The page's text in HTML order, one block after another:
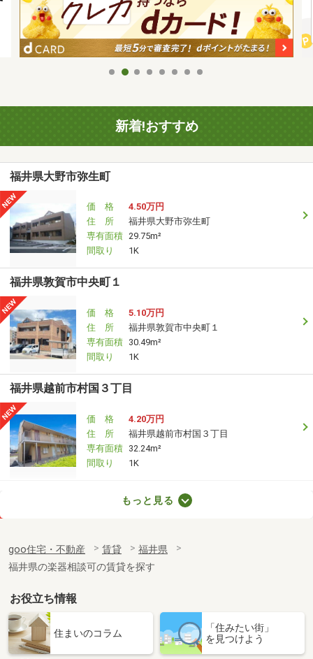
新着!おすすめ
福井県大野市弥生町
価 格
4.50万円
住 所
福井県大野市弥生町
専有面積 29.75m²
間取り
1K
福井県敦賀市中央町１
価 格
5.10万円
住 所
福井県敦賀市中央町１
専有面積 30.49m²
間取り
1K
福井県越前市村国３丁目
価 格
4.20万円
住 所
福井県越前市村国３丁目
専有面積 32.24m²
間取り
1K
福井県福井市春日３丁目
専有面積
50.38m²
間取り
2LDK
福井県鯖江市五郎丸町
価 格
5.60万円
福井県鯖江市五郎丸町
もっと見る
goo住宅・不動産 賃貸
福井県
福井県の楽器相談可の賃貸を探す
お役立ち情報
住まいのコラム
「住みたい街」
を見つけよう